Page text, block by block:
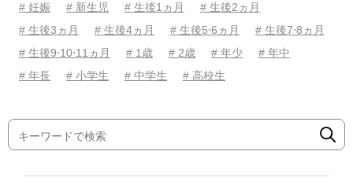
# 妊娠 # 新生児 # 生後1ヵ月
# 生後2ヵ月
# 生後3ヵ月
# 生後4ヵ月 # 生後5⋅6ヵ月
# 生後7⋅8ヵ月
# 生後9⋅10⋅11ヵ月
# 1歳 # 2歳 # 年少
# 年中
# 年長
# 小学生 # 中学生 # 高校生